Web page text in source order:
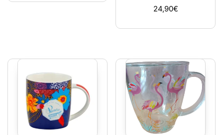
24,90€